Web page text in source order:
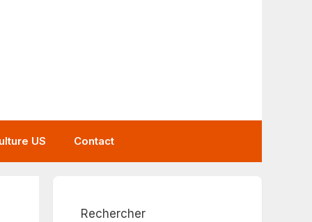
US Contact
Rechercher